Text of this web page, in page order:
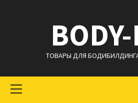
ТОВАРЫ ДЛЯ
меню